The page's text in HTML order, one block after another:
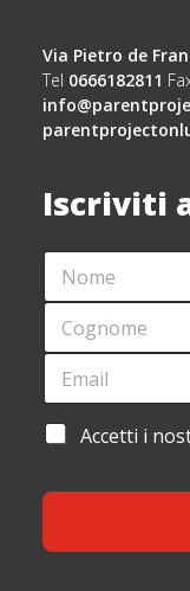
Via Pietro de
Tel 0666182811
Iscriviti
N
M
*
C
G
O
E
*
O
G
N
M
C
E
A
I
L
A
E
T
Accetti i